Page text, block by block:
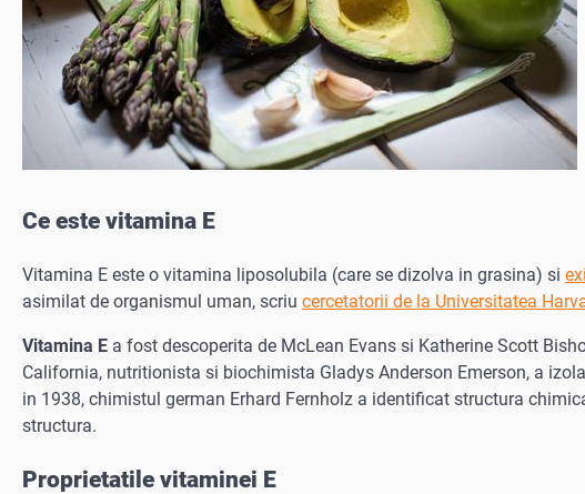
Ce este vitamina E
Vitamina E este o vitamina liposolubila (care se dizolva in grasina) si
asimilat de organismul uman, scriu cercetatorii de la Universitatea
Vitamina E a fost descoperita de McLean Evans si Katherine Scott
California, nutritionista si biochimista Gladys Anderson Emerson, a
in 1938, chimistul german Erhard Fernholz a identificat structura
structura.
Proprietatile vitaminei E